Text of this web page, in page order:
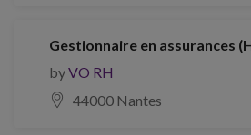
Gestionnaire en assurances
byVO RH
44000 Nantes